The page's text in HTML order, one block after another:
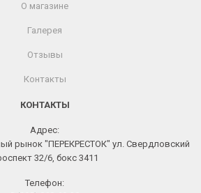
О магазине
Галерея
Отзывы
Контакты
КОНТАКТЫ
Адрес:
рынок "ПЕРЕКРЕСТОК" ул. Свердловский
32/6, бокс 3411
Телефон: